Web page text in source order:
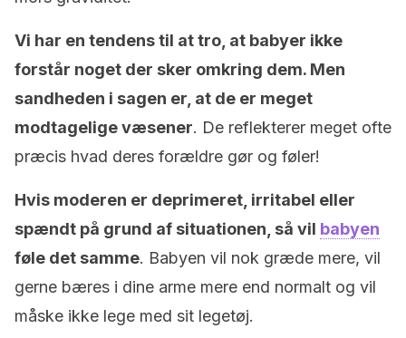
Vi har en tendens til at tro, at babyer ikke
forstår noget der sker omkring dem. Men
sandheden i sagen er, at de er meget
modtagelige væsener. De reflekterer meget ofte
præcis hvad deres forældre gør og føler!
Hvis moderen er deprimeret, irritabel eller
spændt på grund af situationen, så vil babyen
føle det samme. Babyen vil nok græde mere, vil
gerne bæres i dine arme mere end normalt og vil
måske ikke lege med sit legetøj.